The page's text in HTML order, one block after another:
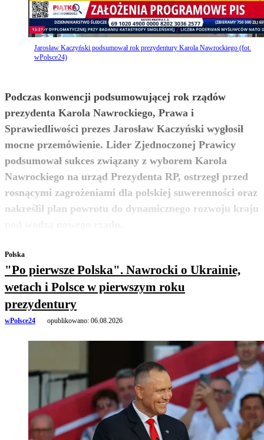
Jarosław Kaczyński podsumował rok prezydentury Karola Nawrockiego (fot.
wPolsce24)
Podczas konwencji podsumowującej rok rządów
prezydenta Karola Nawrockiego, Prawa i
Sprawiedliwości prezes Jarosław Kaczyński wygłosił
mocne przemówienie. Lider Zjednoczonej Prawicy
podsumował sukces związany z wyborem Karola
Nawrockiego na urząd Prezydenta RP, ostrzegł przed
rosnącymi zagrożeniami dla polskiej suwerenności oraz
nakreślił plan powrotu do dynamicznego rozwoju kraju
zobacz więcej
Polska
"Po pierwsze Polska". Nawrocki o Ukrainie,
wetach i Polsce w pierwszym roku
prezydentury
wPolsce24 opublikowano: 06.08.2026